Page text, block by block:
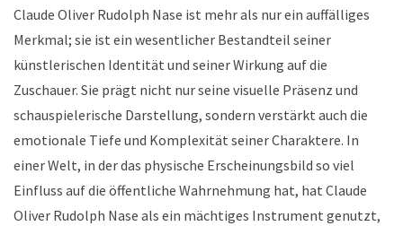
Claude Oliver Rudolph Nase ist mehr als nur ein auffälliges
Merkmal; sie ist ein wesentlicher Bestandteil seiner
künstlerischen Identität und seiner Wirkung auf die
Zuschauer. Sie prägt nicht nur seine visuelle Präsenz und
schauspielerische Darstellung, sondern verstärkt auch die
emotionale Tiefe und Komplexität seiner Charaktere. In
einer Welt, in der das physische Erscheinungsbild so viel
Einfluss auf die öffentliche Wahrnehmung hat, hat Claude
Oliver Rudolph Nase als ein mächtiges Instrument genutzt,